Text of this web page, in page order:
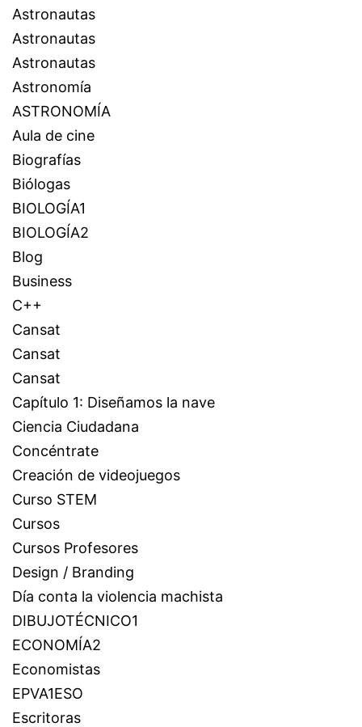
Astronautas
Astronautas
Astronautas
Astronomía
ASTRONOMÍA
Aula de cine
Biografías
Biólogas
BIOLOGÍA1
BIOLOGÍA2
Blog
Business
C++
Cansat
Cansat
Cansat
Capítulo 1: Diseñamos la nave
Ciencia Ciudadana
Concéntrate
Creación de videojuegos
Curso STEM
Cursos
Cursos Profesores
Design / Branding
Día conta la violencia machista
DIBUJOTÉCNICO1
ECONOMÍA2
Economistas
EPVA1ESO
Escritoras